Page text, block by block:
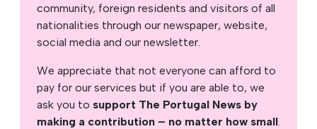
community, foreign residents and visitors of all
nationalities through our newspaper, website,
social media and our newsletter.
We appreciate that not everyone can afford to
pay for our services but if you are able to, we
ask you to support The Portugal News by
making a contribution – no matter how small.